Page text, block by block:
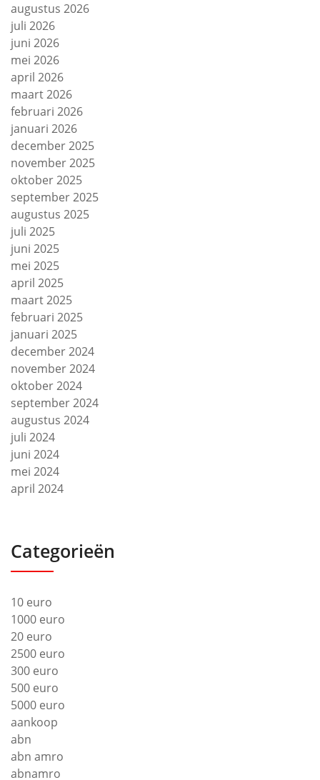
augustus 2026
juli 2026
juni 2026
mei 2026
april 2026
maart 2026
februari 2026
januari 2026
december 2025
november 2025
oktober 2025
september 2025
augustus 2025
juli 2025
juni 2025
mei 2025
april 2025
maart 2025
februari 2025
januari 2025
december 2024
november 2024
oktober 2024
september 2024
augustus 2024
juli 2024
juni 2024
mei 2024
april 2024
Categorieën
10 euro
1000 euro
20 euro
2500 euro
300 euro
500 euro
5000 euro
aankoop
abn
abn amro
abnamro